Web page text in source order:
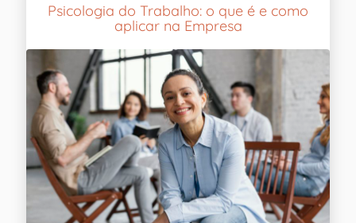
Psicologia do Trabalho: o que é e como
aplicar na Empresa